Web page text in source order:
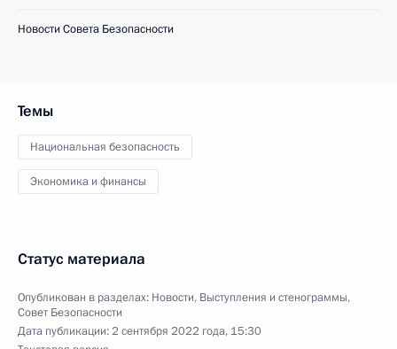
Новости Совета Безопасности
Темы
Национальная безопасность
Экономика и финансы
Статус материала
Опубликован в разделах: Новости, Выступления и стенограммы,
Совет Безопасности
Дата публикации:2 сентября 2022 года, 15:30